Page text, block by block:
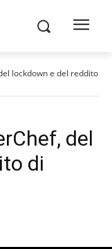
lockdown e del reddito
del
di